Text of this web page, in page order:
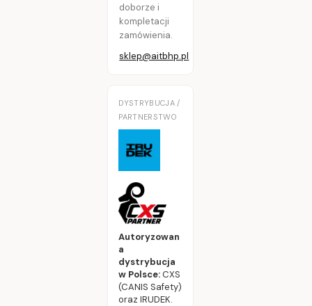
doborze i
kompletacji
zamówienia.
sklep@aitbhp.pl
DYSTRYBUCJA /
PARTNERSTWO
Autoryzowan
a
dystrybucja
w Polsce:CXS
(CANIS Safety)
oraz IRUDEK.